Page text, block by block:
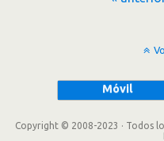
Móvil
Copyright © 2008-2023 · Todos